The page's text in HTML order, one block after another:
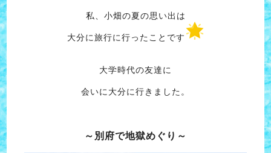
私、小畑の夏の思い出は
大分に旅行に行ったことです
大学時代の友達に
会いに大分に行きました。
～別府で地獄めぐり～